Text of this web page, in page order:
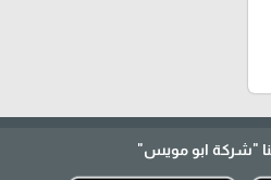
"شركة ابو مويس"